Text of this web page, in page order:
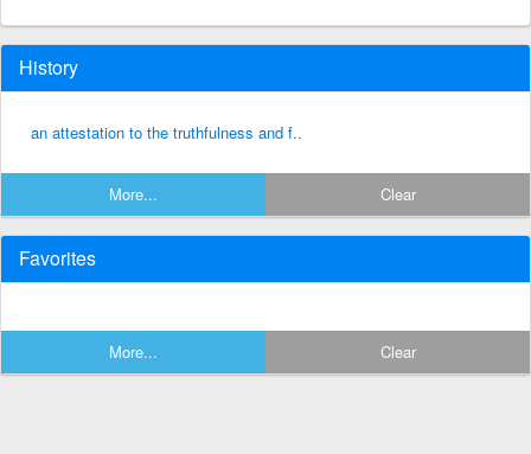
History
an attestation to the truthfulness and f..
More... Clear
Favorites
More... Clear